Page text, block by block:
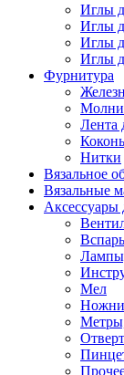
Иглы
Иглы
Иглы
Иглы
Фурнитура
Лента
Нитки
Вязальное
Вязальные
Аксессуары
Мел